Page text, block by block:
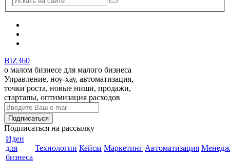
BIZ360
о малом бизнесе для малого бизнеса
Управление, ноу-хау, автоматизация,
точки роста, новые ниши, продажи,
стартапы, оптимизация расходов
Подписаться на рассылку
Идеи
для
бизнеса
Технологии Кейсы Маркетинг Автоматизация